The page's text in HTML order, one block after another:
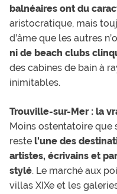
balnéaires ont du
aristocratique, mais
d’âme que les autres
ni de beach clubs
des cabines de bain à
inimitables.
Trouville-sur-Mer : la
Moins ostentatoire que
reste l'une des
artistes, écrivains et
stylé. Le marché aux
villas XIXe et les